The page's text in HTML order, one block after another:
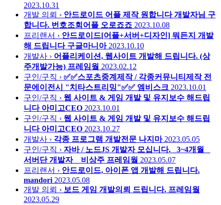
2023.10.31
개발 의뢰 › 안드로이드 어플 제작 원합니다 개발자님 구
합니다. 번호조회어플 오로죠죠 2023.10.08
프리랜서 › 안드로이드[어플+서버+디자인] 뭐든지 개발
해 드립니다 구글마니아 2023.10.10
개발사 › 어플리케이션, 웹사이트 개발해 드립니다. (상
주개발가능) 프레임웤 2023.02.12
구인/구직 › ✅✅스포츠중계제작 / 각종커뮤니티제작 전
문에이전시 "치타스트리밍"✅✅ 엠비스크 2023.10.01
구인/구직 › 웹 사이트 & 게임 개발 및 유지보수 해드립
니다 아미고CEO 2023.10.01
구인/구직 › 웹 사이트 & 게임 개발 및 유지보수 해드립
니다 아미고CEO 2023.10.27
개발사 › 각종 프로그램 개발전문 나지마 2023.05.05
구인/구직 › 자바 / 노드JS 개발자 모십니다. _3~4개월 _
서버단 개발자 _ 비상주 프레임웤 2023.05.07
프리랜서 › 안드로이드, 아이폰 앱 개발해 드립니다.
mandori 2023.05.08
개발 의뢰 › 보드 게임 개발의뢰 드립니다. 프레임웤
2023.05.29